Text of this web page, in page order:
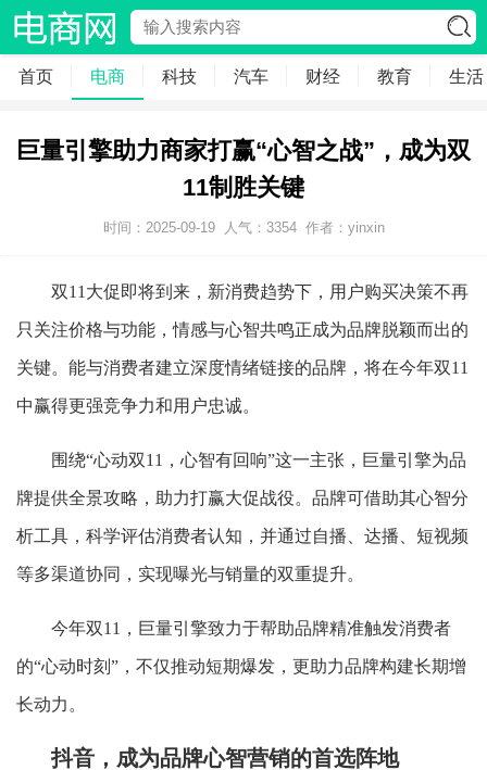
首页 电商 科技 汽车 财经 教育 生活
巨量引擎助力商家打赢“心智之战”，成为双
11制胜关键
时间：2025-09-19 人气： 3354 作者：yinxin
双11大促即将到来，新消费趋势下，用户购买决策不再
只关注价格与功能，情感与心智共鸣正成为品牌脱颖而出的
关键。能与消费者建立深度情绪链接的品牌，将在今年双11
中赢得更强竞争力和用户忠诚。
围绕“心动双11，心智有回响”这一主张，巨量引擎为品
牌提供全景攻略，助力打赢大促战役。品牌可借助其心智分
析工具，科学评估消费者认知，并通过自播、达播、短视频
等多渠道协同，实现曝光与销量的双重提升。
今年双11，巨量引擎致力于帮助品牌精准触发消费者
的“心动时刻”，不仅推动短期爆发，更助力品牌构建长期增
长动力。
抖音，成为品牌心智营销的首选阵地